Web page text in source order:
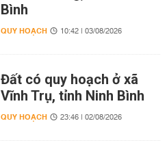
Bình
QUY HOẠCH 10:42 | 03/08/2026
Đất có quy hoạch ở xã
Vĩnh Trụ, tỉnh Ninh Bình
QUY HOẠCH 23:46 | 02/08/2026